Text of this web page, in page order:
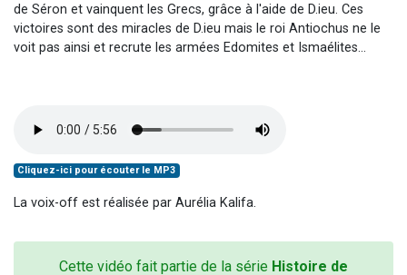
de Séron et vainquent les Grecs, grâce à l'aide de D.ieu. Ces
victoires sont des miracles de D.ieu mais le roi Antiochus ne le
voit pas ainsi et recrute les armées Edomites et Ismaélites...
Cliquez-ici pour écouter le MP3
La voix-off est réalisée par Aurélia Kalifa.
Cette vidéo fait partie de la série Histoire de